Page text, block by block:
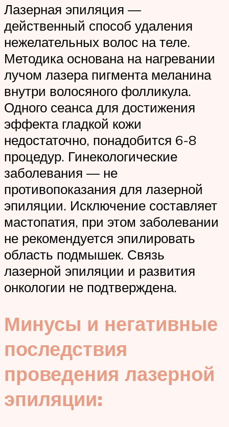
Лазерная эпиляция —
действенный способ удаления
нежелательных волос на теле.
Методика основана на нагревании
лучом лазера пигмента меланина
внутри волосяного фолликула.
Одного сеанса для достижения
эффекта гладкой кожи
недостаточно, понадобится 6-8
процедур. Гинекологические
заболевания — не
противопоказания для лазерной
эпиляции. Исключение составляет
мастопатия, при этом заболевании
не рекомендуется эпилировать
область подмышек. Связь
лазерной эпиляции и развития
онкологии не подтверждена.
Минусы и негативные
последствия
проведения лазерной
эпиляции: